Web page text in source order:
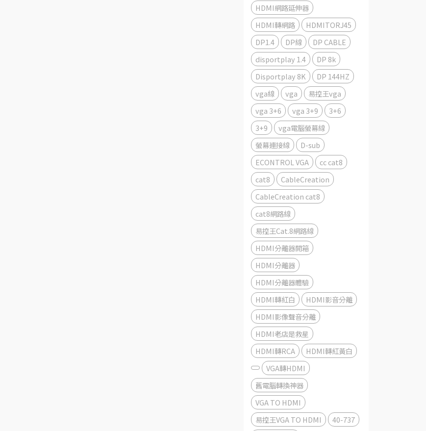
HDMI網路延伸器
HDMI轉網路
HDMITORJ45
DP1.4
DP線
DP CABLE
disportplay 1.4
DP 8k
Disportplay 8K
DP 144HZ
vga線
vga
易控王vga
vga 3+6
vga 3+9
3+6
3+9
vga電腦螢幕線
螢幕連接線
D-sub
ECONTROL VGA
cc cat8
cat8
CableCreation
CableCreation cat8
cat8網路線
易控王Cat.8網路線
HDMI分離器開箱
HDMI分離器
HDMI分離器體驗
HDMI轉紅白
HDMI影音分離
HDMI影像聲音分離
HDMI老店是救星
HDMI轉RCA
HDMI轉紅黃白
VGA轉HDMI
舊電腦轉換神器
VGA TO HDMI
易控王VGA TO HDMI
40-737